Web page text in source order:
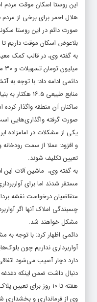
این روستا اسکان موقت مردم
هلال احمر برای برخی از مردم
بلاعوض اسکان موقت داریم
میلیون تومان تسهیلات و ۳۰ میلیون تومان بلاعوض پیشنهاد می‌شود.
منابع طبیعی
ساکنان آن منطقه واگذار
صورت گرفته واگذاری‌هایی
یکی از مشکلات در امامزاده
و افزود: عملا از سمت رودخانه
تعیین تکلیف شوند.
به گفته وی، ماشین آلات این
مستقر شدند اما برای
متقاضیان درخواست نقشه
چسبندگی املاک آنها اگر
مشکل خواهند شد.
دائمی اظهار کرد: با توجه به
دنبال داشت ضمن اینکه
هفته تا ۱۰ روز برای تعیین پلاک‌ها زمان نیاز دارد.
وی از فرمانداری و